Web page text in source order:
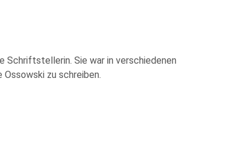
Schriftstellerin. Sie war in verschiedenen
zu schreiben.